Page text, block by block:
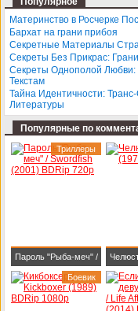
Материнство в Росчерке
Бархат на грани прибоя
Секретные Материалы
Секреты Без Прикрас:
Секреты Однополой
Текстам
Тайна Идентичности:
Литературы
Популярные по
Пароль "Рыба-меч" /
Swordfish (2001)
BDRip 720p
Триллеры
(1975)
Боевик